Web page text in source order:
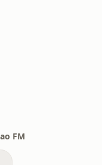
FM